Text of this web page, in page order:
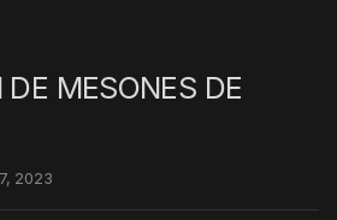
MESONES DE
2023